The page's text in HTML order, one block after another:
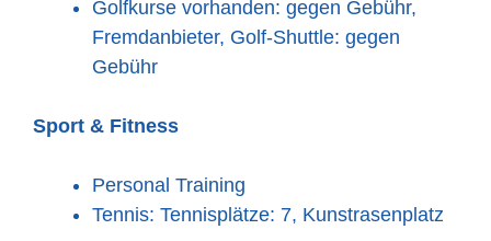
Golfkurse vorhanden: gegen Gebühr,
Fremdanbieter, Golf-Shuttle: gegen
Gebühr
Sport & Fitness
Personal Training
Tennis: Tennisplätze: 7, Kunstrasenplatz